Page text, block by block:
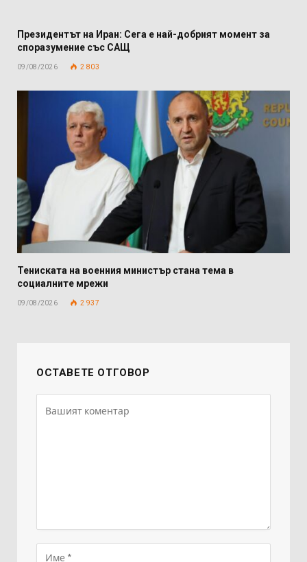
Президентът на Иран: Сега е най-добрият момент за
споразумение със САЩ
09/08/2026 2 803
Тениската на военния министър стана тема в
социалните мрежи
09/08/2026 2 937
ОСТАВЕТЕ ОТГОВОР